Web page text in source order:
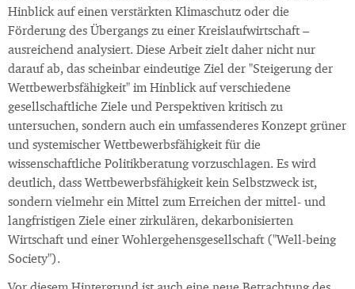
Hinblick auf einen verstärkten Klimaschutz oder die
Förderung des Übergangs zu einer Kreislaufwirtschaft –
ausreichend analysiert. Diese Arbeit zielt daher nicht nur
darauf ab, das scheinbar eindeutige Ziel der "Steigerung der
Wettbewerbsfähigkeit" im Hinblick auf verschiedene
gesellschaftliche Ziele und Perspektiven kritisch zu
untersuchen, sondern auch ein umfassenderes Konzept grüner
und systemischer Wettbewerbsfähigkeit für die
wissenschaftliche Politikberatung vorzuschlagen. Es wird
deutlich, dass Wettbewerbsfähigkeit kein Selbstzweck ist,
sondern vielmehr ein Mittel zum Erreichen der mittel- und
langfristigen Ziele einer zirkulären, dekarbonisierten
Wirtschaft und einer Wohlergehensgesellschaft ("Well-being
Society").